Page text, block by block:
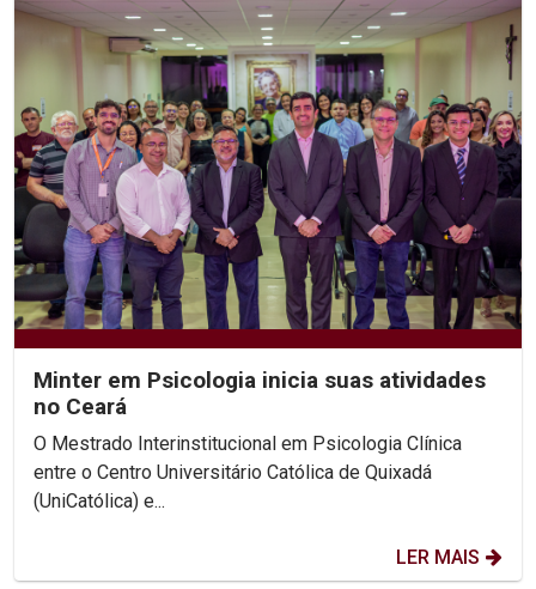
Minter em Psicologia inicia suas atividades
no Ceará
O Mestrado Interinstitucional em Psicologia Clínica
entre o Centro Universitário Católica de Quixadá
(UniCatólica) e...
LER MAIS